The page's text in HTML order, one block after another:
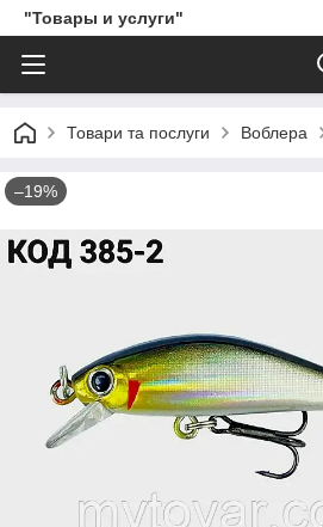
"Товары и услуги"
Товари та послуги Воблера
–19%